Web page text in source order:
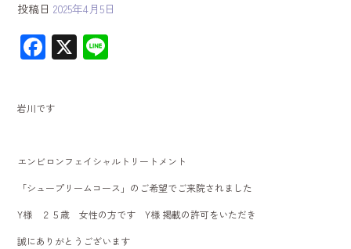
投稿日 2025年4月5日
F
e
b
ok
X
岩川です
エンビロンフェイシャルトリートメント
「シュープリームコース」のご希望でご来院されました
Y様 ２５歳 女性の方です Y様 掲載の許可をいただき
誠にありがとうございます